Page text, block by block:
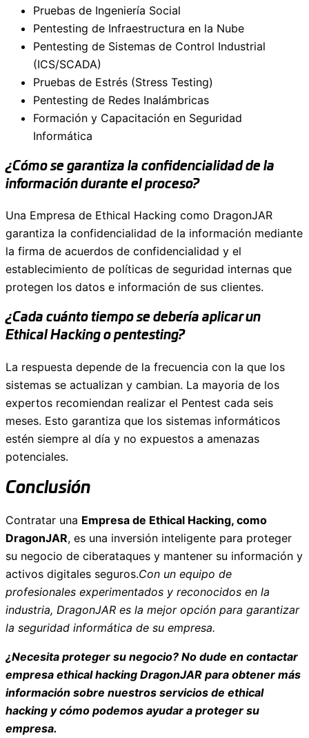
Pruebas de Ingeniería Social​
Pentesting de Infraestructura en la Nube
Pentesting de Sistemas de Control Industrial
(ICS/SCADA)
Pruebas de Estrés (Stress Testing)
Pentesting de Redes Inalámbricas
Formación y Capacitación en Seguridad
Informática
¿Cómo se garantiza la confidencialidad de la
información durante el proceso?
Una Empresa de Ethical Hacking como DragonJAR
garantiza la confidencialidad de la información mediante
la firma de acuerdos de confidencialidad y el
establecimiento de políticas de seguridad internas que
protegen los datos e información de sus clientes.
¿Cada cuánto tiempo se debería aplicar un
Ethical Hacking o pentesting?
La respuesta depende de la frecuencia con la que los
sistemas se actualizan y cambian. La mayoria de los
expertos recomiendan realizar el Pentest cada seis
meses. Esto garantiza que los sistemas informáticos
estén siempre al día y no expuestos a amenazas
potenciales.
Conclusión
Contratar una Empresa de Ethical Hacking, como
DragonJAR, es una inversión inteligente para proteger
su negocio de ciberataques y mantener su información y
activos digitales seguros.Con un equipo de
profesionales experimentados y reconocidos en la
industria, DragonJAR es la mejor opción para garantizar
la seguridad informática de su empresa.
¿Necesita proteger su negocio? No dude en contactar
empresa ethical hacking DragonJAR para obtener más
información sobre nuestros servicios de ethical
hacking y cómo podemos ayudar a proteger su
empresa.